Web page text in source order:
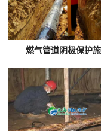
燃气管道阴极保护